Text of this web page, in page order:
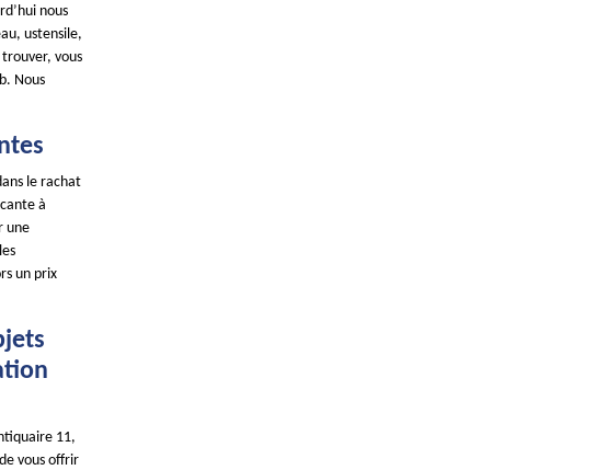
nous
ustensile,
vous
Nous
le rachat
à
une
un prix
11,
vous offrir